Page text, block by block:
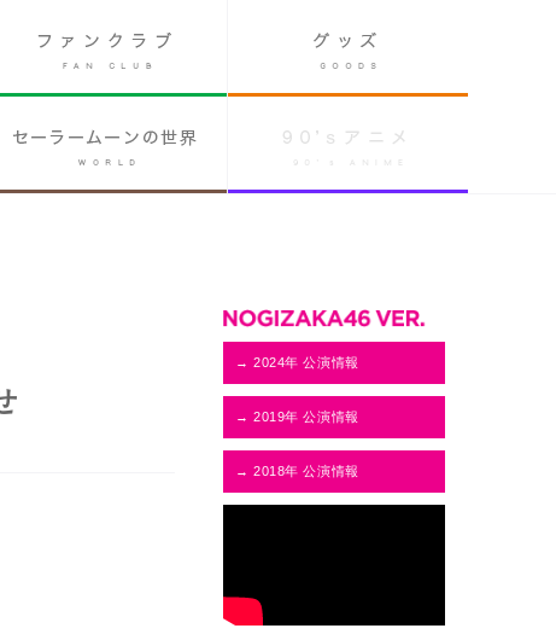
→ 2024年 公演情報
→ 2019年 公演情報
→ 2018年 公演情報